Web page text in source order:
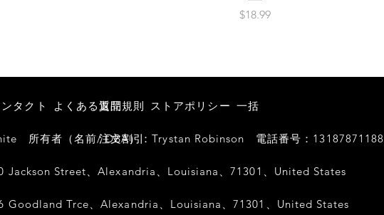
価格
$18.99
タクト よくある質問
所有者（名前/ DBA）：Trystan Robinson 電話番号：13187871188
Jackson Street、Alexandria、Louisiana、71301、United States
Goodland Trce、Alexandria、Louisiana、71301、United States
返品規則 ストアポリシー 一括
注文割引